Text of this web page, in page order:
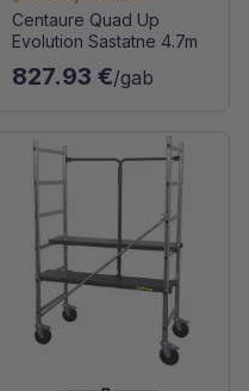
Centaure Quad Up
Evolution Sastatne 4.7m
827.93 €/gab